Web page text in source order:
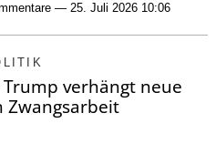
— 25. Juli 2026 10:06
Trump verhängt neue
Zwangsarbeit